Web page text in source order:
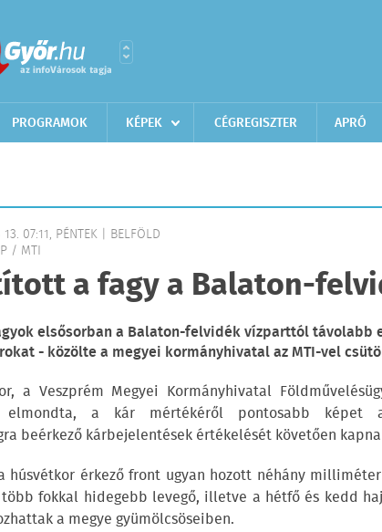
PROGRAMOK KÉPEK CÉGREGISZTER APRÓ
07:11, PÉNTEK | BELFÖLD
/ MTI
a fagy a Balaton-
elsősorban a Balaton-felvidék vízparttól távolabb
- közölte a megyei kormányhivatal az MTI-vel
a Veszprém Megyei Kormányhivatal
elmondta, a kár mértékéről pontosabb képet
beérkező kárbejelentések értékelését követően
húsvétkor érkező front ugyan hozott néhány
fokkal hidegebb levegő, illetve a hétfő és kedd
a megye gyümölcsöseiben.